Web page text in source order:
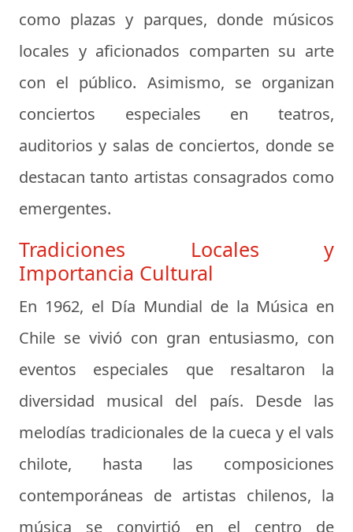
como plazas y parques, donde músicos
locales y aficionados comparten su arte
con el público. Asimismo, se organizan
conciertos especiales en teatros,
auditorios y salas de conciertos, donde se
destacan tanto artistas consagrados como
emergentes.
Tradiciones Locales y
Importancia Cultural
En 1962, el Día Mundial de la Música en
Chile se vivió con gran entusiasmo, con
eventos especiales que resaltaron la
diversidad musical del país. Desde las
melodías tradicionales de la cueca y el vals
chilote, hasta las composiciones
contemporáneas de artistas chilenos, la
música se convirtió en el centro de